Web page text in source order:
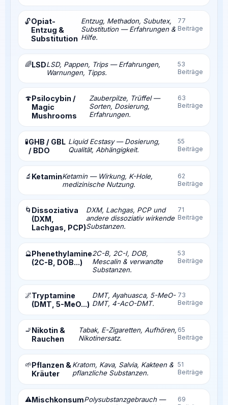
🔓Opiat-
Entzug &
Substitution
Entzug, Methadon, Subutex,
Substitution — Erfahrungen &
Hilfe.
77
Beiträge
🌈LSDLSD, Pappen, Trips — Erfahrungen,
Warnungen, Tipps.
53
Beiträge
🍄Psilocybin /
Magic
Mushrooms
Zauberpilze, Trüffel —
Sorten, Dosierung,
Erfahrungen.
63
Beiträge
🧪GHB / GBL
/ BDO
Liquid Ecstasy — Dosierung,
Qualität, Abhängigkeit.
55
Beiträge
🔬 KetaminKetamin — Wirkung, K-Hole,
medizinische Nutzung.
62
Beiträge
🌀 Dissoziativa
(DXM,
Lachgas, PCP)
DXM, Lachgas, PCP und
andere dissoziativ wirkende
Substanzen.
71
Beiträge
🔮Phenethylamine
(2C-B, DOB...)
2C-B, 2C-I, DOB,
Mescalin & verwandte
Substanzen.
53
Beiträge
🌌Tryptamine
(DMT, 5-MeO...)
DMT, Ayahuasca, 5-MeO-
DMT, 4-AcO-DMT.
73
Beiträge
🚬Nikotin &
Rauchen
Tabak, E-Zigaretten, Aufhören,
Nikotinersatz.
65
Beiträge
🌱Pflanzen &
Kräuter
Kratom, Kava, Salvia, Kakteen &
pflanzliche Substanzen.
51
Beiträge
⚠️MischkonsumPolysubstanzgebrauch —
69